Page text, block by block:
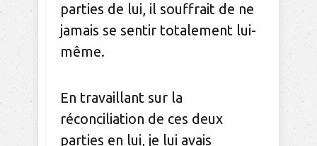
parties de lui, il souffrait de ne
jamais se sentir totalement lui-
même.
En travaillant sur la
réconciliation de ces deux
parties en lui, je lui avais